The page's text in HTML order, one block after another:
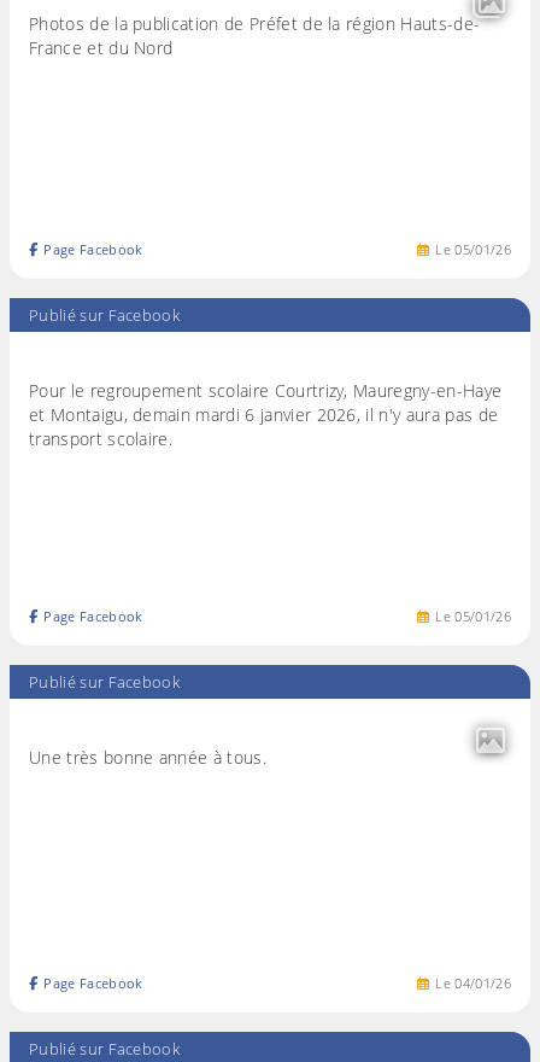
Photos de la publication de Préfet de la région Hauts-de-
France et du Nord
Le05/01/26
Page Facebook
Publié sur Facebook
Pour le regroupement scolaire Courtrizy, Mauregny-en-Haye
et Montaigu, demain mardi 6 janvier 2026, il n'y aura pas de
transport scolaire.
Le05/01/26
Page Facebook
Publié sur Facebook
Une très bonne année à tous.
Le04/01/26
Page Facebook
Publié sur Facebook